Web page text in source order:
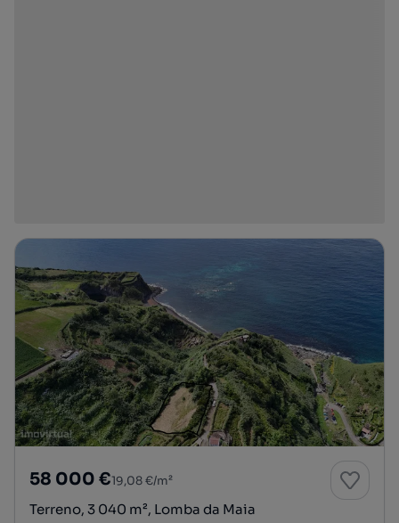
58 000 €19,08 €/m²
Terreno, 3 040 m², Lomba da Maia